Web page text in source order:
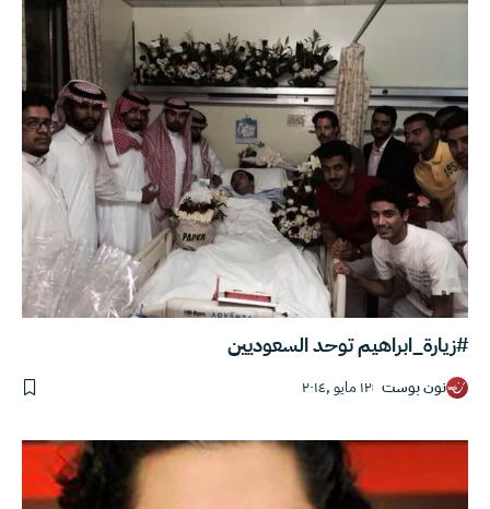
#زيارة_ابراهيم توحد السعوديين
نون بوست ١٢ مايو ,٢٠١٤